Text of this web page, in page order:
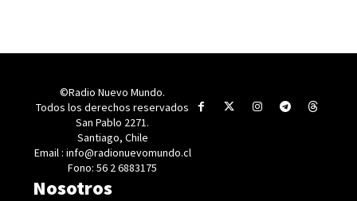
©Radio Nuevo Mundo.
Todos los derechos reservados
San Pablo 2271.
Santiago, Chile
Email : info@radionuevomundo.cl
Fono: 56 2 6883175
Nosotros